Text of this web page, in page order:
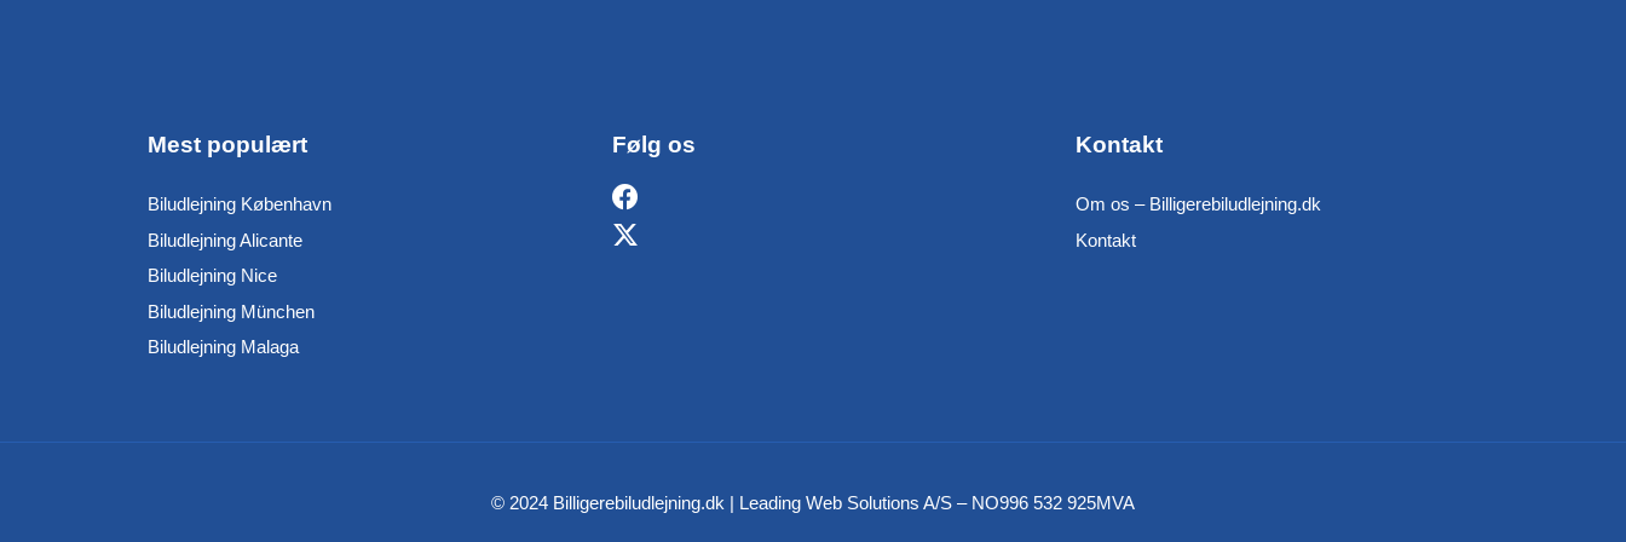
Mest populært
Biludlejning København
Biludlejning Alicante
Biludlejning Nice
Biludlejning München
Biludlejning Malaga
Følg os Kontakt
Om os – Billigerebiludlejning.dk
Kontakt
© 2024 Billigerebiludlejning.dk | Leading Web Solutions A/S – NO996 532 925MVA